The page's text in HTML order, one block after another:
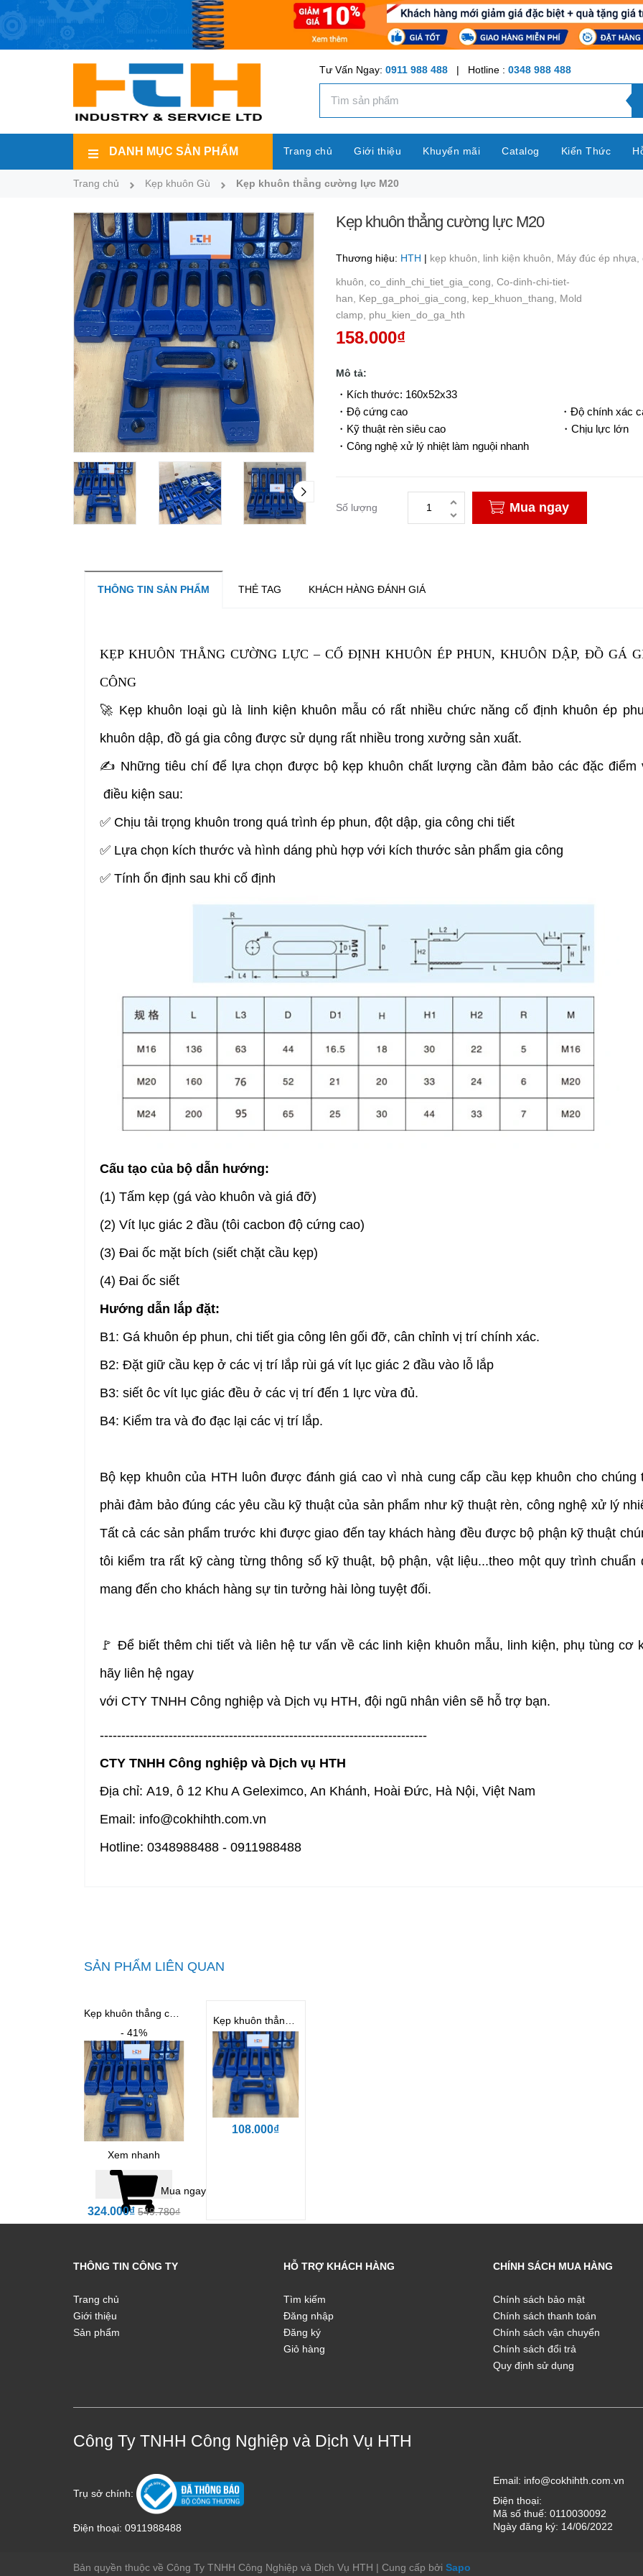
Tư Vấn Ngay: 0911 988 488 | Hotline : 0348 988 488
DANH MỤC SẢN PHẨM Trang chủ Giới thiệu Khuyến mãi Catalog Kiến Thức
Trang chủ Kẹp khuôn Gù Kẹp khuôn thẳng cường lực M20
Kẹp khuôn thẳng cường lực M20
Thương hiệu: HTH | kẹp khuôn, linh kiện khuôn, Máy đúc ép nhựa,
khuôn, co_dinh_chi_tiet_gia_cong, Co-dinh-chi-tiet-
han, Kep_ga_phoi_gia_cong, kep_khuon_thang, Mold
clamp, phu_kien_do_ga_hth
158.000₫
Mô tả:
・Kích thước: 160x52x33
・Độ cứng cao ・Độ chính xác
・Kỹ thuật rèn siêu cao ・Chịu lực lớn
・Công nghệ xử lý nhiệt làm nguội nhanh
Số lượng Mua ngay
THÔNG TIN SẢN PHẨM THẺ TAG KHÁCH HÀNG ĐÁNH GIÁ
KẸP KHUÔN THẲNG CƯỜNG LỰC – CỐ ĐỊNH KHUÔN ÉP PHUN, KHUÔN DẬP, ĐỒ GÁ
CÔNG
🚀 Kẹp khuôn loại gù là linh kiện khuôn mẫu có rất nhiều chức năng cố định khuôn ép
khuôn dập, đồ gá gia công được sử dụng rất nhiều trong xưởng sản xuất.
✍ Những tiêu chí để lựa chọn được bộ kẹp khuôn chất lượng cần đảm bảo các đặc điểm
điều kiện sau:
✅ Chịu tải trọng khuôn trong quá trình ép phun, đột dập, gia công chi tiết
✅ Lựa chọn kích thước và hình dáng phù hợp với kích thước sản phẩm gia công
✅ Tính ổn định sau khi cố định
Cấu tạo của bộ dẫn hướng:
(1) Tấm kẹp (gá vào khuôn và giá đỡ)
(2) Vít lục giác 2 đầu (tôi cacbon độ cứng cao)
(3) Đai ốc mặt bích (siết chặt cầu kẹp)
(4) Đai ốc siết
Hướng dẫn lắp đặt:
B1: Gá khuôn ép phun, chi tiết gia công lên gối đỡ, cân chỉnh vị trí chính xác.
B2: Đặt giữ cầu kẹp ở các vị trí lắp rùi gá vít lục giác 2 đầu vào lỗ lắp
B3: siết ôc vít lục giác đều ở các vị trí đến 1 lực vừa đủ.
B4: Kiểm tra và đo đạc lại các vị trí lắp.
Bộ kẹp khuôn của HTH luôn được đánh giá cao vì nhà cung cấp cầu kẹp khuôn cho chúng
phải đảm bảo đúng các yêu cầu kỹ thuật của sản phẩm như kỹ thuật rèn, công nghệ xử lý
Tất cả các sản phẩm trước khi được giao đến tay khách hàng đều được bộ phận kỹ thuật
tôi kiểm tra rất kỹ càng từng thông số kỹ thuật, bộ phận, vật liệu...theo một quy trình chuẩn
mang đến cho khách hàng sự tin tưởng hài lòng tuyệt đối.
🚩 Để biết thêm chi tiết và liên hệ tư vấn về các linh kiện khuôn mẫu, linh kiện, phụ tùng cơ
hãy liên hệ ngay
với CTY TNHH Công nghiệp và Dịch vụ HTH, đội ngũ nhân viên sẽ hỗ trợ bạn.
----------------------------------------------------------------------------
CTY TNHH Công nghiệp và Dịch vụ HTH
Địa chỉ: A19, ô 12 Khu A Geleximco, An Khánh, Hoài Đức, Hà Nội, Việt Nam
Email: info@cokhihth.com.vn
Hotline: 0348988488 - 0911988488
SẢN PHẨM LIÊN QUAN
- 41%
Xem nhanh
Mua ngay
324.000₫549.780₫
108.000₫
THÔNG TIN CÔNG TY
Trang chủ
Giới thiệu
Sản phẩm
HỖ TRỢ KHÁCH HÀNG
Tìm kiếm
Đăng nhập
Đăng ký
Giỏ hàng
CHÍNH SÁCH MUA HÀNG
Chính sách bảo mật
Chính sách thanh toán
Chính sách vận chuyển
Chính sách đổi trả
Quy định sử dụng
Công Ty TNHH Công Nghiệp và Dịch Vụ HTH
Trụ sở chính:
Điện thoại: 0911988488
Email: info@cokhihth.com.vn
Điện thoại:
Mã số thuế: 0110030092
Ngày đăng ký: 14/06/2022
Bản quyền thuộc về Công Ty TNHH Công Nghiệp và Dịch Vụ HTH | Cung cấp bởi Sapo